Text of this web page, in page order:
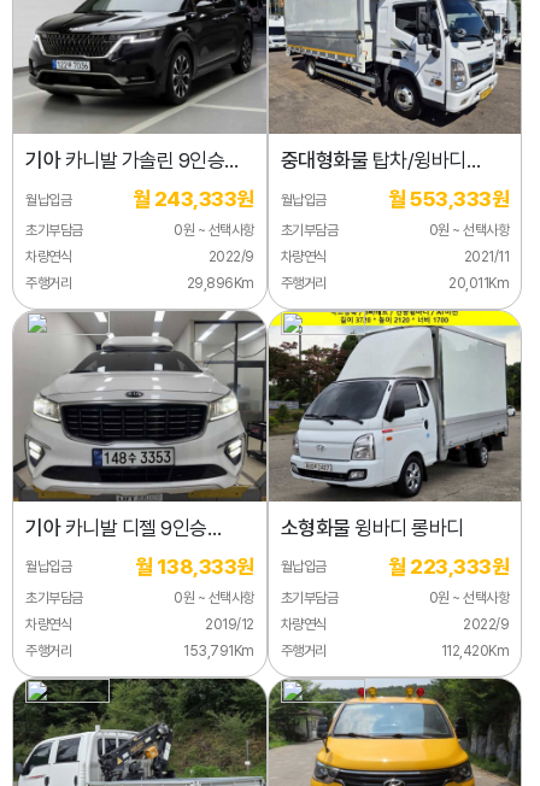
기아카니발 가솔린 9인승
시그니처
월납입금 월 243,333원
초기부담금
0원 ~ 선택사항
차량연식
2022/9
주행거리
29,896Km
중대형화물 탑차/윙바디
3.5톤
월납입금 월 553,333원
초기부담금
0원 ~ 선택사항
차량연식
2021/11
주행거리
20,011Km
기아카니발 디젤 9인승
하이리무진 노블레스 스페셜
월납입금 월 138,333원
초기부담금
0원 ~ 선택사항
차량연식
2019/12
주행거리
153,791Km
소형화물 윙바디 롱바디
월납입금 월 223,333원
초기부담금
0원 ~ 선택사항
차량연식
2022/9
주행거리
112,420Km